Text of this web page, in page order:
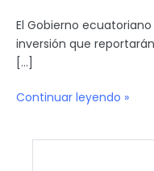
El Gobierno
inversión que
[…]
Continuar leyendo »